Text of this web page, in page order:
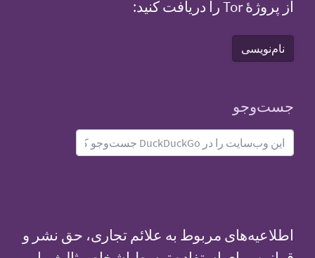
از پروژهٔ Tor را دریافت کنید:
نام‌نویسی
جست‌و‌جو
اطلاعیه‌های مربوط به علائم تجاری، حق نشر و